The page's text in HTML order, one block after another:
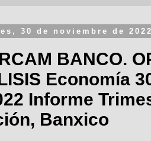
30 de noviembre de
BANCO.
Economía
Informe
Banxico